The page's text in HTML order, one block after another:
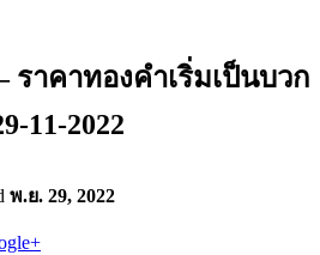
ราคาทองคำเริ่มเป็นบวก
11-2022
พ.ย. 29, 2022